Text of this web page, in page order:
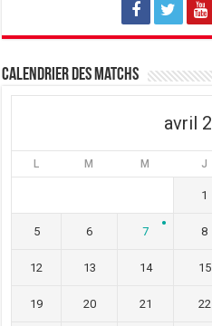
Calendrier des matchs
avril
L M M J
1
5 6 7 8
12 13 14 15
19 20 21 22